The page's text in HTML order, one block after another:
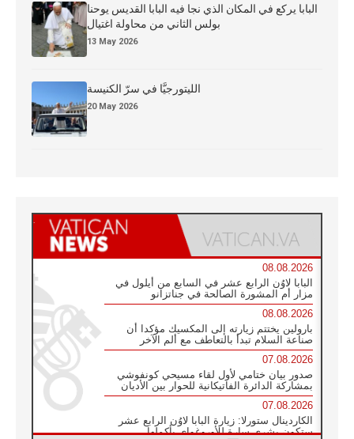
البابا يركع في المكان الذي نجا فيه البابا القديس يوحنا
بولس الثاني من محاولة اغتيال
13 May 2026
الليتورجيَّا في سرّ الكنيسة
20 May 2026
08.08.2026
البابا لاوُن الرابع عشر في السابع من أيلول في
مزار أم المشورة الصالحة في جناتزانو
08.08.2026
بارولين يختتم زيارته إلى المكسيك مؤكدا أن
صناعة السلام تبدأ بالتعاطف مع ألم الآخر
07.08.2026
صدور بيان ختامي لأول لقاء مسيحي كونفوشي
بمشاركة الدائرة الفاتيكانية للحوار بين الأديان
07.08.2026
الكاردينال ستورلا: زيارة البابا لاوُن الرابع عشر
ستكون بشرى سارة للأوروغواي بأكملها